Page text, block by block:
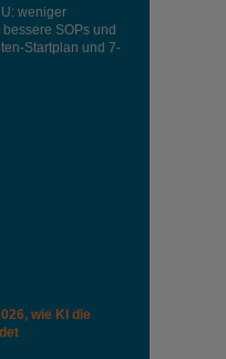
weniger
SOPs und
Startplan und 7-
wie KI die